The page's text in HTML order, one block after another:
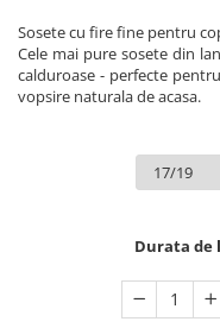
Sosete cu fire fine pentru
Cele mai pure sosete din
calduroase - perfecte
vopsire naturala de acasa.
Durata de